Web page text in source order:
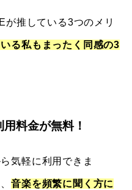
が推している3つのメリ
る私もまったく同感の3
料金が無料！
気軽に利用できま
音楽を頻繁に聞く方に